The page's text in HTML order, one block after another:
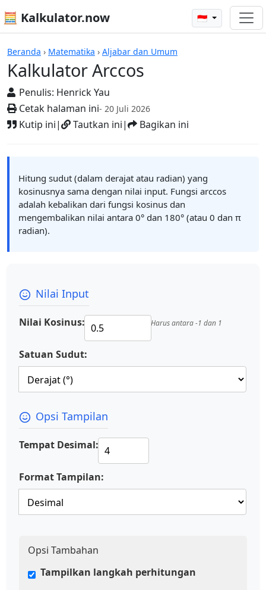
🧮 Kalkulator.now 🇮🇩
Beranda › Matematika › Aljabar dan Umum
Kalkulator Arccos
Penulis: Henrick Yau
Cetak halaman ini- 20 Juli 2026
Kutip ini| Tautkan ini| Bagikan ini
Kalkulator Arccos
Hitung sudut (dalam derajat atau radian) yang
kosinusnya sama dengan nilai input. Fungsi arccos
adalah kebalikan dari fungsi kosinus dan
mengembalikan nilai antara 0° dan 180° (atau 0 dan π
radian).
Nilai Input
Nilai Kosinus: Harus antara -1 dan 1
Satuan Sudut:
Opsi Tampilan
Tempat Desimal:
Format Tampilan:
Opsi Tambahan
Tampilkan langkah perhitungan